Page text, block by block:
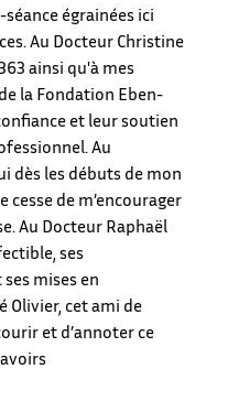
égrainées ici
Au Docteur Christine
ainsi qu'à mes
la Fondation Eben-
et leur soutien
Au
dès les débuts de mon
cesse de m’encourager
Au Docteur Raphaël
ses
mises en
Olivier, cet ami de
et d’annoter ce